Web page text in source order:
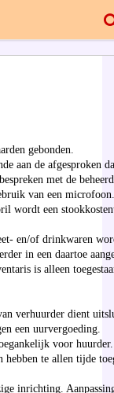
gebonden.
aan de afgesproken
met de
van een microfoon.
wordt een
en/of drinkwaren
in een daartoe
is alleen
verhuurder dient
een uurvergoeding.
voor huurder.
hebben te allen tijde
inrichting.